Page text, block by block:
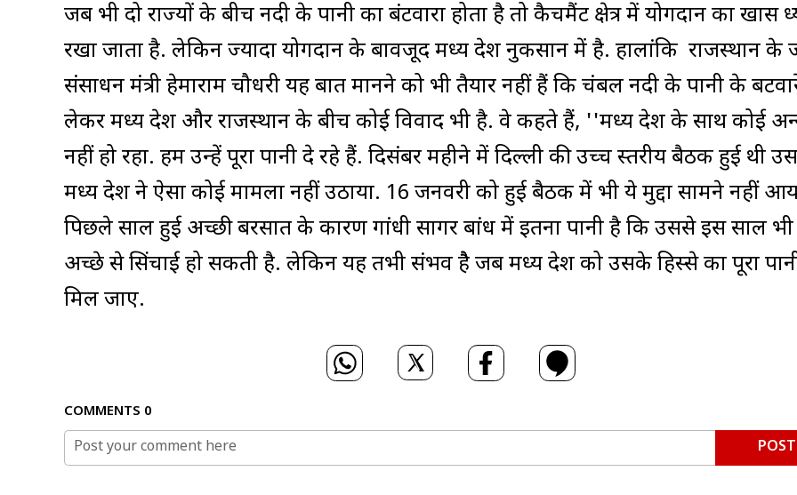
जब भी दो राज्यों के बीच नदी के पानी का बंटवारा होता है तो कैचमैंट क्षेत्र में योगदान का खास
रखा जाता है. लेकिन ज्यादा योगदान के बावजूद मध्य प्रदेश नुकसान में है. हालांकि राजस्थान के
संसाधन मंत्री हेमाराम चौधरी यह बात मानने को भी तैयार नहीं हैं कि चंबल नदी के पानी के
लेकर मध्य प्रदेश और राजस्थान के बीच कोई विवाद भी है. वे कहते हैं, ''मध्य प्रदेश के साथ कोई
नहीं हो रहा. हम उन्हें पूरा पानी दे रहे हैं. दिसंबर महीने में दिल्ली की उच्च स्तरीय बैठक हुई थी
मध्य प्रदेश ने ऐसा कोई मामला नहीं उठाया. 16 जनवरी को हुई बैठक में भी ये मुद्दा सामने नहीं
पिछले साल हुई अच्छी बरसात के कारण गांधी सागर बांध में इतना पानी है कि उससे इस साल भी
अच्छे से सिंचाई हो सकती है. लेकिन यह तभी संभव हैै जब मध्य प्रदेश को उसके हिस्से का पूरा
मिल जाए.
COMMENTS 0
POST